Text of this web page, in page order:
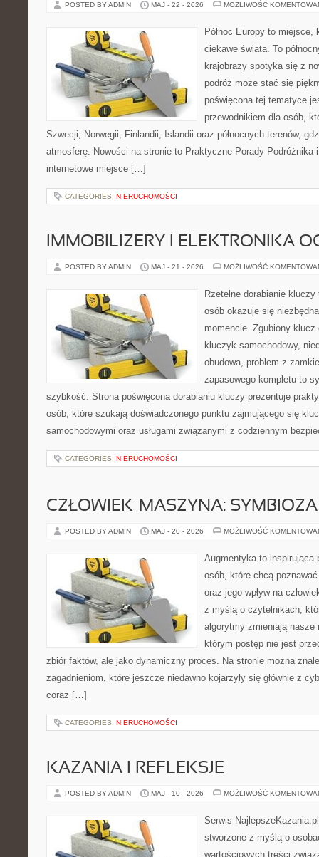
POSTED BY ADMIN MAJ - 22 - 2026 MOŻLIWOŚĆ
Północ Europy to
ciekawe świata. To
krajobrazy spotyka się z
podróż może stać się
poświęcona tej tematyce
przewodnikiem dla osób,
Szwecji, Norwegii, Finlandii, Islandii oraz północnych terenów,
atmosferę. Nowości na stronie to Praktyczne Porady Podróżnika
internetowe miejsce […]
CATEGORIES: NIERUCHOMOŚCI
IMMOBILIZERY I ELEKTRONIKA
POSTED BY ADMIN MAJ - 21 - 2026 MOŻLIWOŚĆ
Rzetelne dorabianie kluczy
osób okazuje się
momencie. Zgubiony
kluczyk samochodowy,
obudowa, problem z
zapasowego kompletu to
szybkość. Strona poświęcona dorabianiu kluczy prezentuje
osób, które szukają doświadczonego punktu zajmującego się
samochodowymi oraz usługami związanymi z codziennym
CATEGORIES: NIERUCHOMOŚCI
CZŁOWIEK–MASZYNA: SYMBIOZA
POSTED BY ADMIN MAJ - 20 - 2026 MOŻLIWOŚĆ
Augmentyka to inspirująca
osób, które chcą
oraz jego wpływ na
z myślą o czytelnikach,
algorytmy zmieniają
którym postęp nie jest
zbiór faktów, ale jako dynamiczny proces. Na stronie można
zagadnieniom, które jeszcze niedawno kojarzyły się głównie z
coraz […]
CATEGORIES: NIERUCHOMOŚCI
KAZANIA I REFLEKSJE
POSTED BY ADMIN MAJ - 10 - 2026 MOŻLIWOŚĆ
Serwis
stworzone z myślą o
wartościowych treści